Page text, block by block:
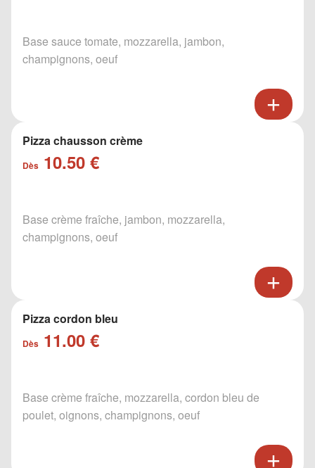
Base sauce tomate, mozzarella, jambon,
champignons, oeuf
Pizza chausson crème
Dès 10.50 €
Base crème fraîche, jambon, mozzarella,
champignons, oeuf
Pizza cordon bleu
Dès 11.00 €
Base crème fraîche, mozzarella, cordon bleu de
poulet, oignons, champignons, oeuf